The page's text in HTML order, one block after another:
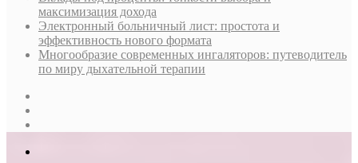
максимизация дохода
Электронный больничный лист: простота и
эффективность нового формата
Многообразие современных ингаляторов: путеводитель
по миру дыхательной терапии